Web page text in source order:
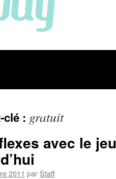
: gratuit
avec le
2011 par Staff